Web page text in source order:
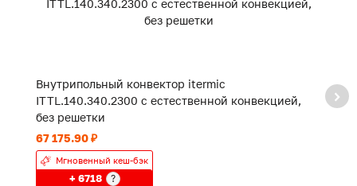
Внутрипольный конвектор itermic
ITTL.140.340.2300 с естественной конвекцией,
без решетки
67 175.90 ₽
Мгновенный кеш-бэк
+ 6718 ?